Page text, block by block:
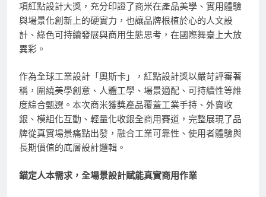
項紅點設計大獎，充分印證了商米在產品美學、實用體驗
與場景化創新上的硬實力，也讓品牌根植於心的人文設
計、綠色可持續發展與商用生態思考，在國際舞臺上大放
異彩。
作為全球工業設計「奧斯卡」，紅點設計獎以嚴苛評審著
稱，圍繞美學創意、人體工學、場景適配、可持續性等維
度綜合甄選。本次商米獲獎產品覆蓋工業手持、外賣收
銀、模組化互動、輕量化收銀全商用賽道，完整展現了品
牌從真實場景痛點出發，融合工業可靠性、使用者體驗與
長期價值的底層設計邏輯。
錨定人本需求，全場景設計賦能真實商用作業